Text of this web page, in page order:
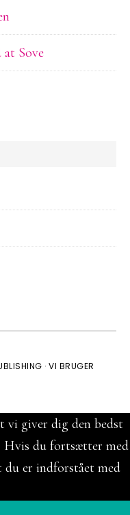
Sove
· VI BRUGER
vi giver dig den bedst
Hvis du fortsætter med
er indforstået med